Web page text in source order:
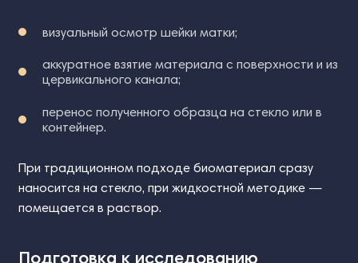
визуальный осмотр шейки матки;
аккуратное взятие материала с поверхности и из
цервикального канала;
перенос полученного образца на стекло или в
контейнер.
При традиционном подходе биоматериал сразу
наносится на стекло, при жидкостной методике —
помещается в раствор.
Подготовка к исследованию